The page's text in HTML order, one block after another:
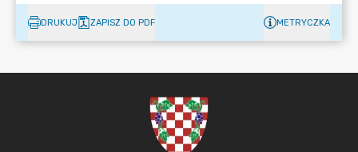
DRUKUJ ZAPISZ DO PDF METRYCZKA